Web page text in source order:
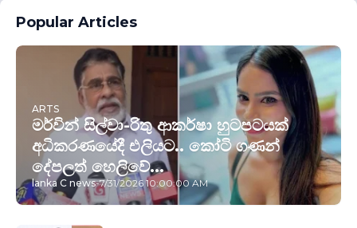
Popular Articles
ARTS
මර්වින් සිල්වා-රිතු ආකර්ෂා හුටපටයක්
අධිකරණයේදී එලියට.. කෝටි ගණන්
දේපලත් හෙලිවේ...
lanka C news-7/31/2026 10:00:00 AM